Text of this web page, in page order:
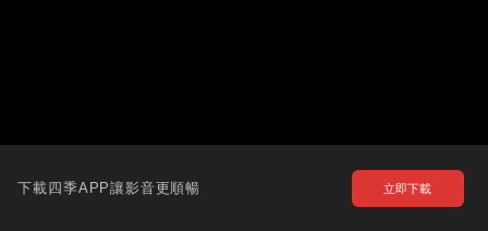
下載四季APP讓影音更順暢 立即下載